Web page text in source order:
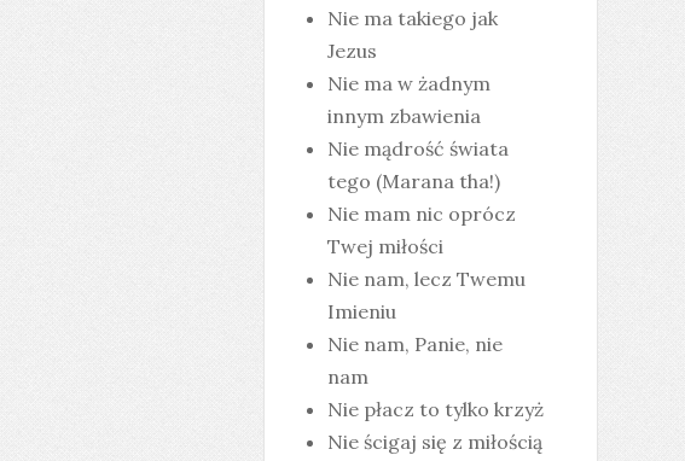
Nie ma takiego jak
Jezus
Nie ma w żadnym
innym zbawienia
Nie mądrość świata
tego (Marana tha!)
Nie mam nic oprócz
Twej miłości
Nie nam, lecz Twemu
Imieniu
Nie nam, Panie, nie
nam
Nie płacz to tylko krzyż
Nie ścigaj się z miłością